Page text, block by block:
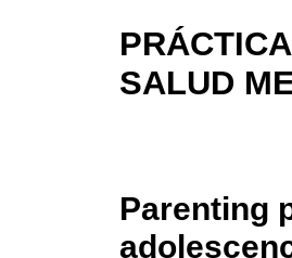
SALUD
Parenting